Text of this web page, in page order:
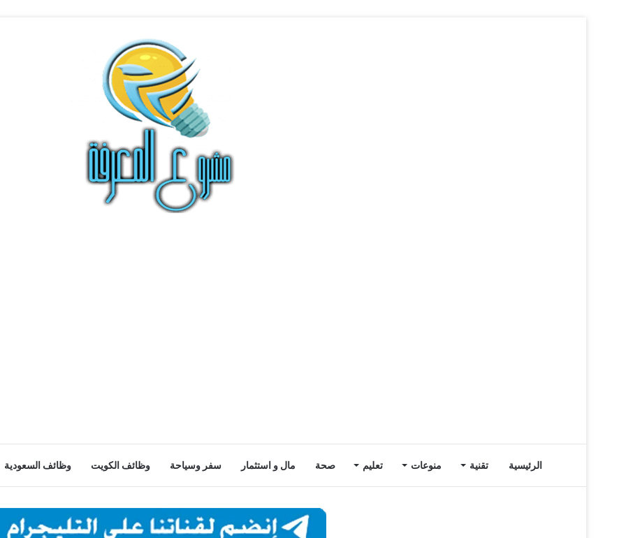
الرئيسية تقنية منوعات تعليم صحة مال و استثمار سفر وسياحة وظائف الكويت وظائف السعودية